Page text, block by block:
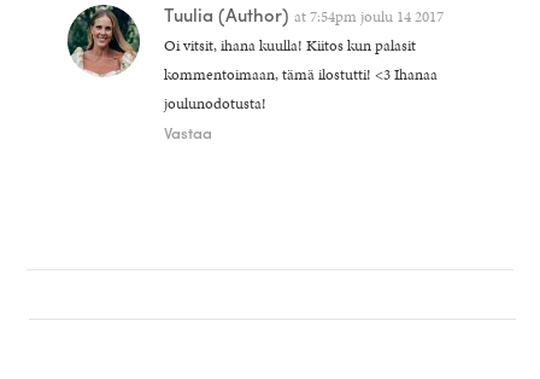
Tuulia (Author) at7:54pm joulu 14 2017
Oi vitsit, ihana kuulla! Kiitos kun palasit
kommentoimaan, tämä ilostutti! <3 Ihanaa
joulunodotusta!
Vastaa